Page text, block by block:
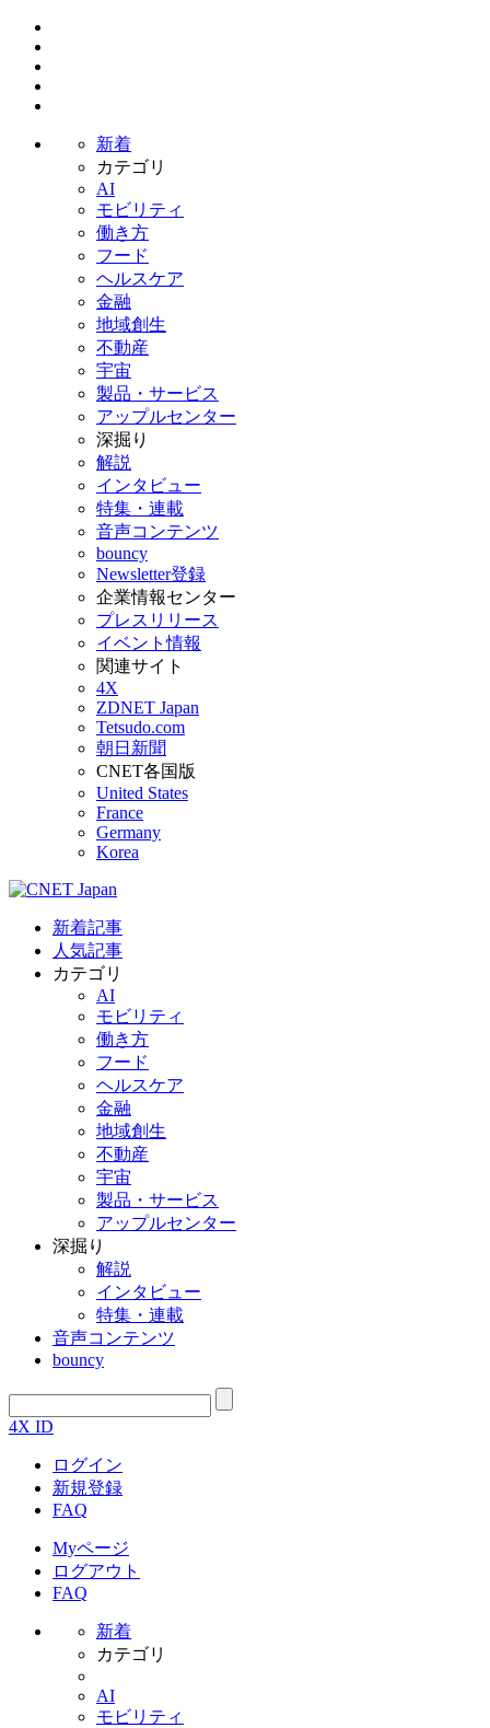
新着
カテゴリ
AI
モビリティ
働き方
フード
ヘルスケア
金融
地域創生
不動産
宇宙
製品・サービス
アップルセンター
深掘り
解説
インタビュー
特集・連載
音声コンテンツ
bouncy
Newsletter登録
企業情報センター
プレスリリース
イベント情報
関連サイト
4X
ZDNET Japan
Tetsudo.com
朝日新聞
CNET各国版
United States
France
Germany
Korea
新着記事
人気記事
カテゴリ
AI
モビリティ
働き方
フード
ヘルスケア
金融
地域創生
不動産
宇宙
製品・サービス
アップルセンター
深掘り
解説
インタビュー
特集・連載
音声コンテンツ
bouncy
4X ID
ログイン
新規登録
FAQ
Myページ
ログアウト
FAQ
新着
カテゴリ
AI
モビリティ